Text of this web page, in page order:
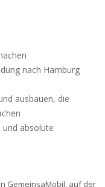
nach Hamburg
ausbauen, die
absolute
GemeinsaMobil, auf der